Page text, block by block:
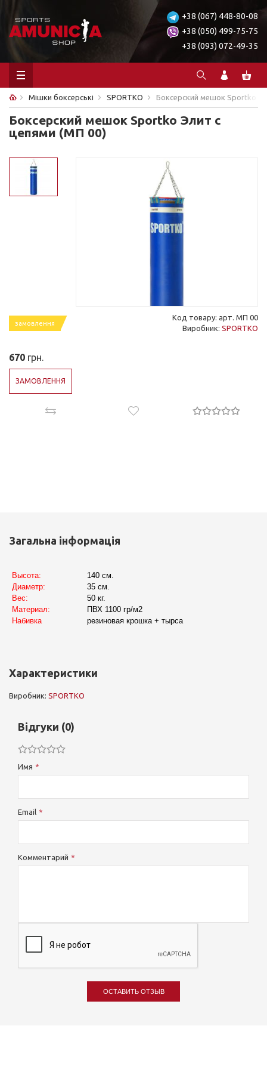
+38 (067) 448-80-08
+38 (050) 499-75-75
+38 (093) 072-49-35
Мішки боксерські SPORTKO Боксерский мешок Sportko
Боксерский мешок Sportko Элит с
цепями (МП 00)
замовлення
Код товару: арт. МП 00
Виробник: SPORTKO
670 грн.
ЗАМОВЛЕННЯ
Загальна інформація
Высота:
140 см.
Диаметр:
35 см.
Вес:
50 кг.
Материал:
ПВХ 1100 гр/м2
Набивка
резиновая крошка + тырса
Характеристики
Виробник: SPORTKO
Відгуки (0)
Имя
Email
Комментарий
ОСТАВИТЬ ОТЗЫВ